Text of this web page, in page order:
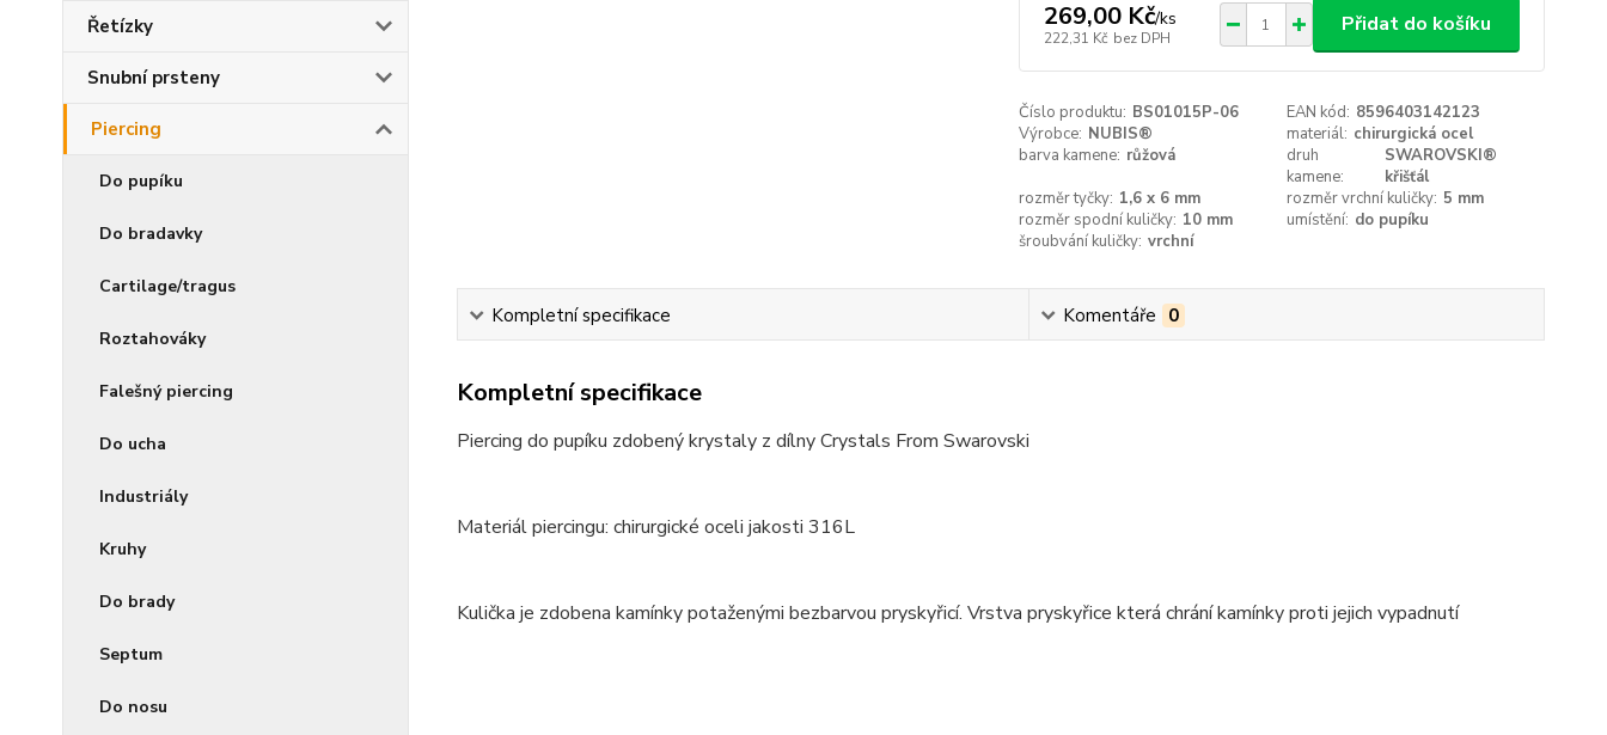
Řetízky
Snubní prsteny
Piercing
Do pupíku
Do bradavky
Cartilage/tragus
Roztahováky
Falešný piercing
Do ucha
Industriály
Kruhy
Do brady
Septum
Do nosu
269,00 Kč/ks
222,31 Kč bez DPH
Přidat do košíku
Číslo produktu: BS01015P-06 EAN kód: 8596403142123
Výrobce: NUBIS® materiál: chirurgická ocel
barva kamene: růžová
druh
kamene:
SWAROVSKI®
křišťál
rozměr tyčky: 1,6 x 6 mm rozměr vrchní kuličky: 5 mm
rozměr spodní kuličky: 10 mm umístění: do pupíku
šroubvání kuličky: vrchní
Kompletní specifikace Komentáře 0
Kompletní specifikace
Piercing do pupíku zdobený krystaly z dílny Crystals From Swarovski
Materiál piercingu: chirurgické oceli jakosti 316L
Kulička je zdobena kamínky potaženými bezbarvou pryskyřicí. Vrstva pryskyřice která chrání kamínky proti jejich vypadnutí